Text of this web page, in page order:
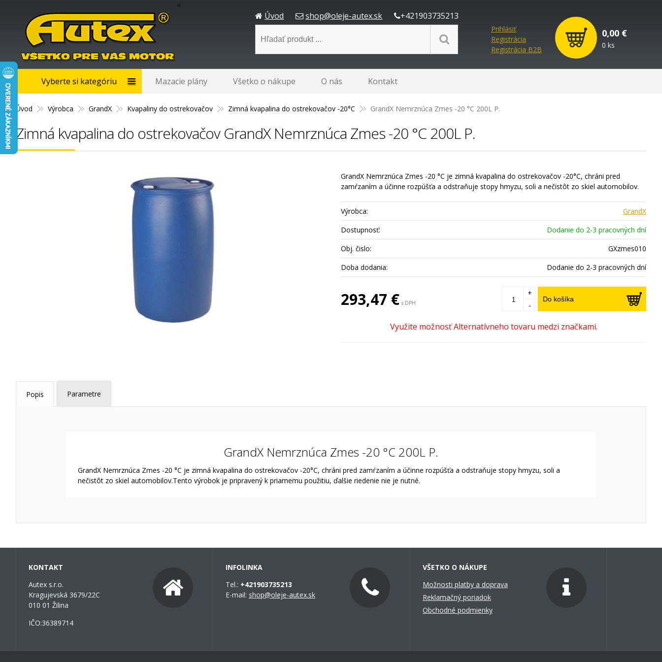
Úvod shop@oleje-autex.sk +421903735213
<
Prihlásiť
Registrácia
Registrácia B2B
0,00 €
0 ks
Úvod Výrobca GrandX Kvapaliny do ostrekovačov Zimná kvapalina do ostrekovačov -20°C GrandX Nemrznúca Zmes -20 °C 200L P.
Zimná kvapalina do ostrekovačov GrandX Nemrznúca Zmes -20 °C 200L P.
GrandX Nemrznúca Zmes -20 °C je zimná kvapalina do ostrekovačov -20°C, chráni pred
zamŕzaním a účinne rozpúšťa a odstraňuje stopy hmyzu, soli a nečistôt zo skiel automobilov.
Výrobca:
GrandX
Dostupnosť:
Dodanie do 2-3 pracovných dní
Obj. čislo:
GXzmes010
Doba dodania:
Dodanie do 2-3 pracovných dní
293,47 € s DPH Do košíka
+
-
Popis Parametre
GrandX Nemrznúca Zmes -20 °C 200L P.
GrandX Nemrznúca Zmes -20 °C je zimná kvapalina do ostrekovačov -20°C, chráni pred zamŕzaním a účinne rozpúšťa a odstraňuje stopy hmyzu, soli a
nečistôt zo skiel automobilov.Tento výrobok je pripravený k priamemu použitiu, ďalšie riedenie nie je nutné.
Vyberte si kategóriu Mazacie plány Všetko o nákupe O nás Kontakt
KONTAKT
Autex s.r.o.
Kragujevská 3679/22C
010 01 Žilina
IČO:36389714
INFOLINKA
Tel.: +421903735213
E-mail: shop@oleje-autex.sk
VŠETKO O NÁKUPE
Možnosti platby a doprava
Reklamačný poriadok
Obchodné podmienky